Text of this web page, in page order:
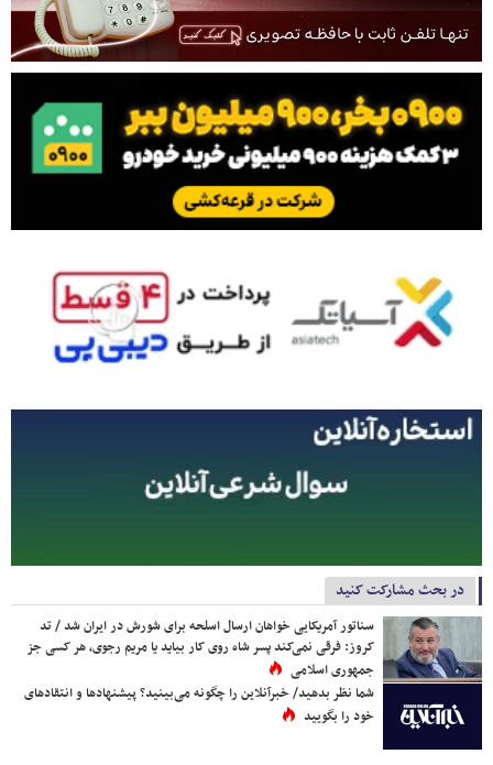
در بحث مشارکت کنید
سناتور آمریکایی خواهان ارسال اسلحه برای شورش در ایران شد / تد
کروز: فرقی نمی‌کند پسر شاه روی کار بیاید یا مریم رجوی، هر کسی جز
جمهوری اسلامی
شما نظر بدهید/ خبرآنلاین را چگونه می‌بینید؟ پیشنهادها و انتقادهای
خود را بگویید